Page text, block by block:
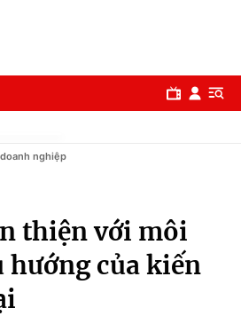
nghiệp
thiện với môi
của kiến